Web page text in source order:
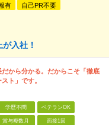
有
自己PR不要
入社！
から分かる。だからこそ「徹底
ト」です。
学歴不問 ベテランOK
賞与複数月 面接1回